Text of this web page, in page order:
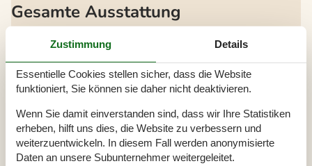
Gesamte Ausstattung
TOILETTE. Heißes und kaltes Wasser
Diverse
Alternative Heizung, Wärmepumpe
Baujahr 2012
Baumaterial: Holz
ECO, Luft- oder Erdwärmepumpe
ECO, umweltfreundliche Baustoffe
Ferienhaus 77 m²
Zustimmung Details
Essentielle Cookies stellen sicher, dass die Website
funktioniert, Sie können sie daher nicht deaktivieren.
Wenn Sie damit einverstanden sind, dass wir Ihre Statistiken
erheben, hilft uns dies, die Website zu verbessern und
weiterzuentwickeln. In diesem Fall werden anonymisierte
Daten an unsere Subunternehmer weitergeleitet.